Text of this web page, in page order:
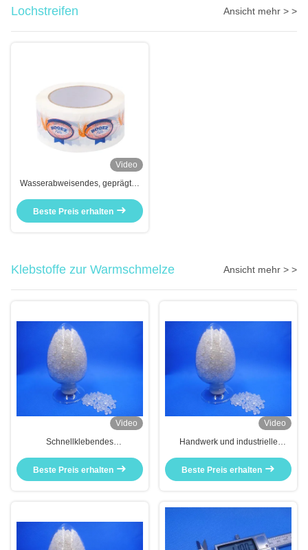
Lochstreifen Ansicht mehr > >
Video
Wasserabweisendes, geprägtes
Korrosion
Beste Preis erhalten
Klebstoffe zur Warmschmelze Ansicht mehr > >
Video
Schnellklebendes
Wasserunmischbar
Beste Preis erhalten
Video
Handwerk und industrielle
Beste Preis erhalten